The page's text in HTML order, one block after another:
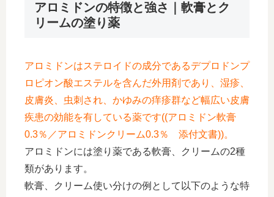
アロミドンの特徴と強さ｜軟膏とク
リームの塗り薬
アロミドンはステロイドの成分であるデプロドンプ
ロピオン酸エステルを含んだ外用剤であり、湿疹、
皮膚炎、虫刺され、かゆみの痒疹群など幅広い皮膚
疾患の効能を有している薬です((アロミドン軟膏
0.3％／アロミドンクリーム0.3％ 添付文書))。
アロミドンには塗り薬である軟膏、クリームの2種
類があります。
軟膏、クリーム使い分けの例として以下のような特